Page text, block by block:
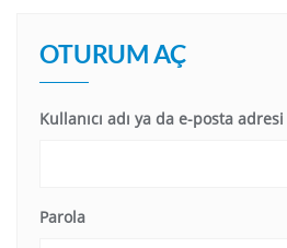
OTURUM AÇ
Kullanıcı adı ya da e-posta adresi
Parola